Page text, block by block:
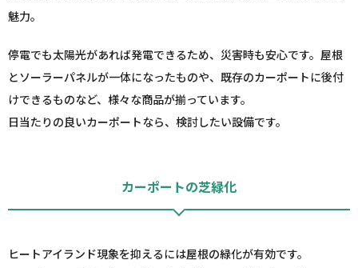
魅力。
停電でも太陽光があれば発電できるため、災害時も安心です。屋根
とソーラーパネルが一体になったものや、既存のカーポートに後付
けできるものなど、様々な商品が揃っています。
日当たりの良いカーポートなら、検討したい設備です。
カーポートの芝緑化
ヒートアイランド現象を抑えるには屋根の緑化が有効です。